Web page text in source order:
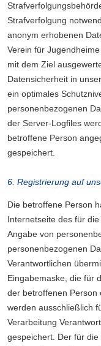
Strafverfolgung
anonym erhobenen
Verein für
mit dem Ziel
Datensicherheit in
ein optimales
personenbezogenen
der Server-Logfiles
betroffene Person
gespeichert.
6. Registrierung auf
Die betroffene Person
Internetseite des für
Angabe von
personenbezogenen
Verantwortlichen
Eingabemaske, die für
der betroffenen Person
werden ausschließlich
Verarbeitung
gespeichert. Der für